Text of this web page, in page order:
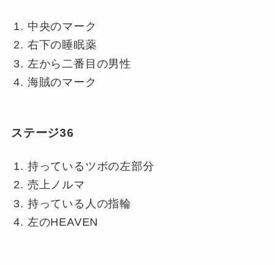
中央のマーク
右下の睡眠薬
左から二番目の男性
海賊のマーク
ステージ36
持っているツボの左部分
売上ノルマ
持っている人の指輪
左のHEAVEN